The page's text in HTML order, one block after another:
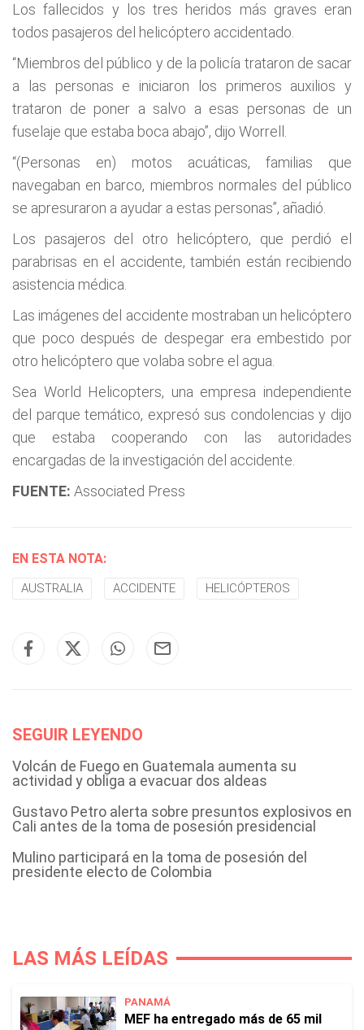
Los fallecidos y los tres heridos más graves eran
todos pasajeros del helicóptero accidentado.
“Miembros del público y de la policía trataron de sacar
a las personas e iniciaron los primeros auxilios y
trataron de poner a salvo a esas personas de un
fuselaje que estaba boca abajo”, dijo Worrell.
“(Personas en) motos acuáticas, familias que
navegaban en barco, miembros normales del público
se apresuraron a ayudar a estas personas”, añadió.
Los pasajeros del otro helicóptero, que perdió el
parabrisas en el accidente, también están recibiendo
asistencia médica.
Las imágenes del accidente mostraban un helicóptero
que poco después de despegar era embestido por
otro helicóptero que volaba sobre el agua.
Sea World Helicopters, una empresa independiente
del parque temático, expresó sus condolencias y dijo
que estaba cooperando con las autoridades
encargadas de la investigación del accidente.
FUENTE: Associated Press
EN ESTA NOTA:
AUSTRALIA ACCIDENTE HELICÓPTEROS
SEGUIR LEYENDO
Volcán de Fuego en Guatemala aumenta su
actividad y obliga a evacuar dos aldeas
Gustavo Petro alerta sobre presuntos explosivos en
Cali antes de la toma de posesión presidencial
Mulino participará en la toma de posesión del
presidente electo de Colombia
LAS MÁS LEÍDAS
PANAMÁ
MEF ha entregado más de 65 mil